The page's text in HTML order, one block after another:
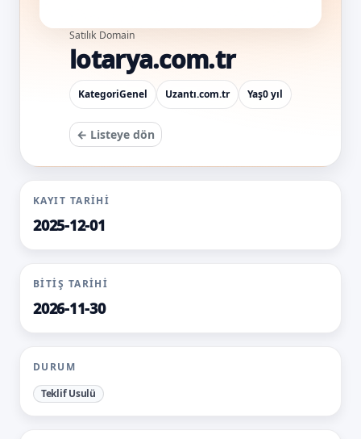
Satılık Domain
lotarya.com.tr
KategoriGenel Uzantı.com.tr Yaş0 yıl
← Listeye dön
KAYIT TARIHI
2025-12-01
BITIŞ TARIHI
2026-11-30
DURUM
Teklif Usulü